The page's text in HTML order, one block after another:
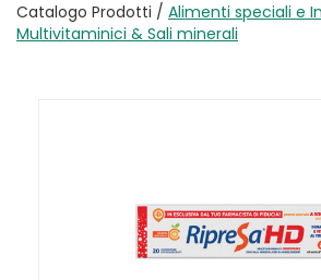
Catalogo Prodotti / Alimenti speciali e
Multivitaminici & Sali minerali